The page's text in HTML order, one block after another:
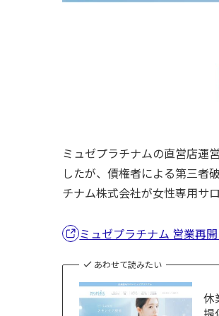
ミュゼプラチナムの直営店運
したが、債権者による第三者
チナム株式会社が女性専用サ
ミュゼプラチナム 営業再
あわせて読みたい
休